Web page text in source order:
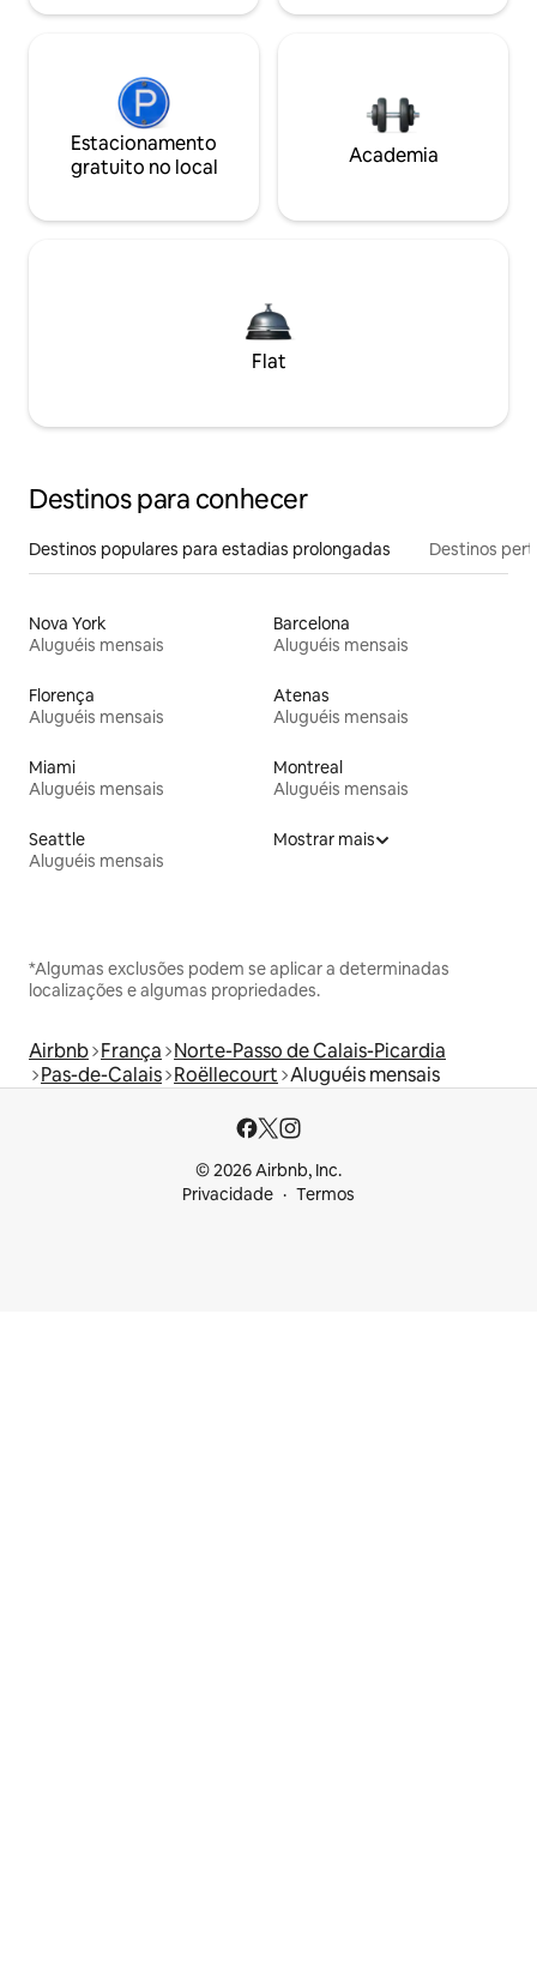
Estacionamento
gratuito no local
Academia
Flat
Destinos para conhecer
Destinos populares para estadias prolongadas Destinos
Nova York
Aluguéis mensais
Barcelona
Aluguéis mensais
Florença
Aluguéis mensais
Atenas
Aluguéis mensais
Miami
Aluguéis mensais
Montreal
Aluguéis mensais
Seattle
Aluguéis mensais
Mostrar mais
*Algumas exclusões podem se aplicar a determinadas
localizações e algumas propriedades.
Airbnb França Norte-Passo de Calais-Picardia
Pas-de-Calais Roëllecourt Aluguéis mensais
© 2026 Airbnb, Inc.
Privacidade
Termos